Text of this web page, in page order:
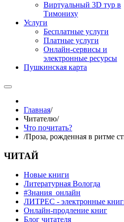
Виртуальный 3D тур в
Тимониху
Услуги
Бесплатные услуги
Платные услуги
Онлайн-сервисы и
электронные ресурсы
Пушкинская карта
Главная/
Читателю/
Что почитать?
/Проза, рожденная в ритме
ЧИТАЙ
Новые книги
Литературная Вологда
#Знания_онлайн
ЛИТРЕС - электронные
Онлайн-продление книг
Блог читателя